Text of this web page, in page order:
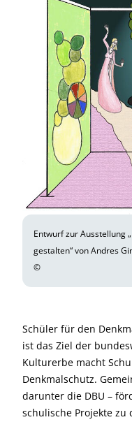
Entwurf zur Ausstellung
gestalten“ von Andres
©
Schüler für den
ist das Ziel der
Kulturerbe macht
Denkmalschutz.
darunter die DBU –
schulische Projekte